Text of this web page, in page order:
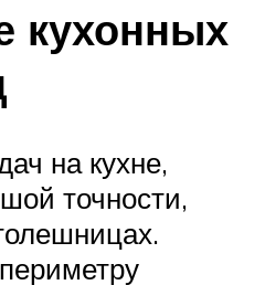
кухонных
на кухне,
точности,